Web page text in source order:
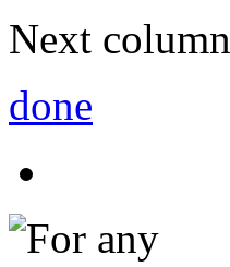
Next column
done